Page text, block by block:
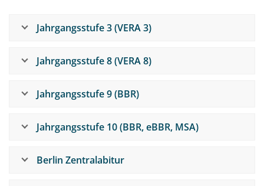
Jahrgangsstufe 3 (VERA 3)
Jahrgangsstufe 8 (VERA 8)
Jahrgangsstufe 9 (BBR)
Jahrgangsstufe 10 (BBR, eBBR, MSA)
Berlin Zentralabitur